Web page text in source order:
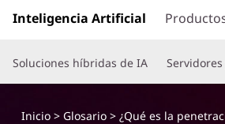
r
c
o
Inteligencia Artificial
Soluciones híbridas de IA
Inicio> Glosario> ¿Qué es la